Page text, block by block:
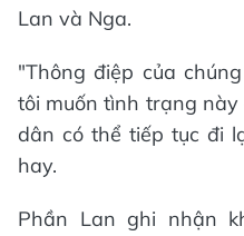
Lan và Nga.
"Thông điệp của
tôi muốn tình trạng
dân có thể tiếp tục đi
hay.
Phần Lan ghi nhận